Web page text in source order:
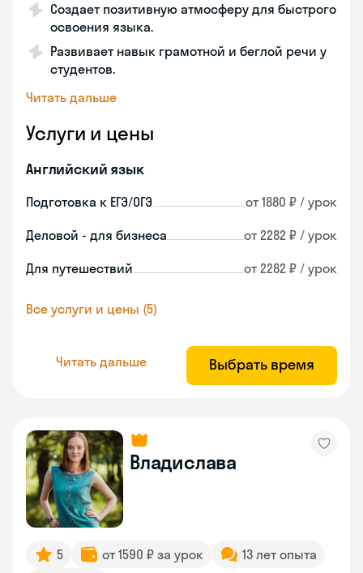
Создает позитивную атмосферу для быстрого
освоения языка.
Развивает навык грамотной и беглой речи у
студентов.
Читать дальше
Услуги и цены
Английский язык
Подготовка к ЕГЭ/ОГЭ от 1880 ₽ / урок
Деловой - для бизнеса от 2282 ₽ / урок
Для путешествий от 2282 ₽ / урок
Все услуги и цены (5)
Читать дальше Выбрать время
Владислава
5 от 1590 ₽ за урок
13 лет опыта